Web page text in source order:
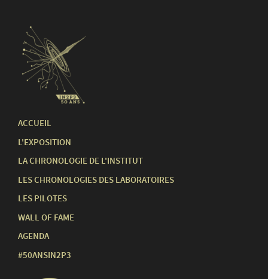
ACCUEIL
L'EXPOSITION
LA CHRONOLOGIE DE L'INSTITUT
LES CHRONOLOGIES DES LABORATOIRES
LES PILOTES
WALL OF FAME
AGENDA
#50ANSIN2P3